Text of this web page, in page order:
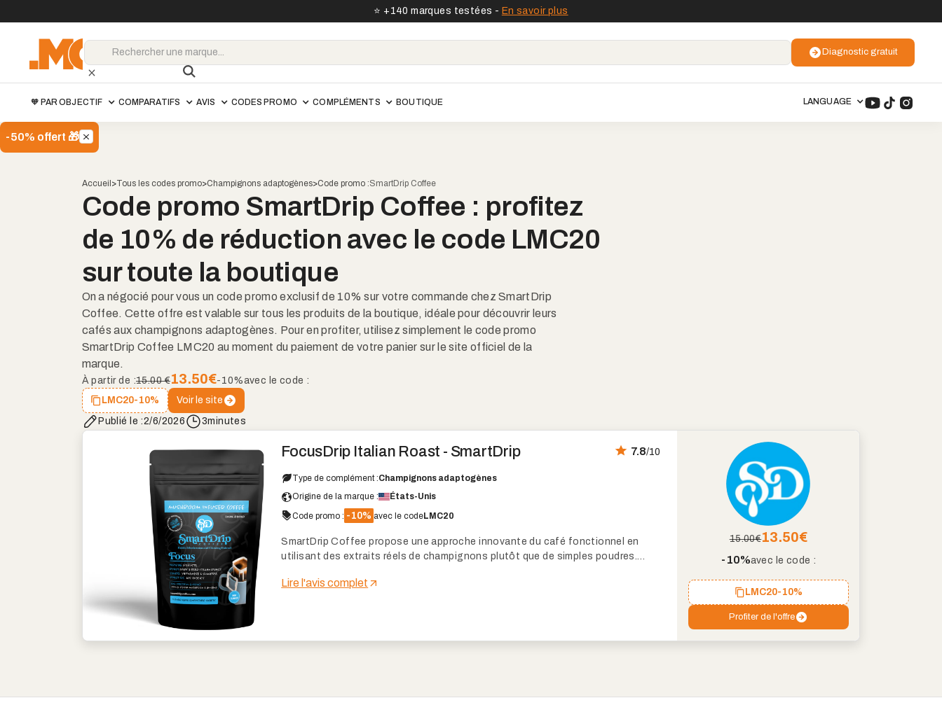
⭐️ +140 marques testées - En savoir plus
Diagnostic gratuit
🧡 PAR OBJECTIF COMPARATIFS AVIS CODES PROMO COMPLÉMENTS BOUTIQUE LANGUAGE
15.00€ 13.50€
Code promo LMC20-10% Voir le site
-50% offert 🎁
Accueil >Tous les codes promo>Champignons adaptogènes>Code promo :SmartDrip Coffee
Code promo SmartDrip Coffee : profitez
de 10% de réduction avec le code LMC20
sur toute la boutique
On a négocié pour vous un code promo exclusif de 10% sur votre commande chez SmartDrip
Coffee. Cette offre est valable sur tous les produits de la boutique, idéale pour découvrir leurs
cafés aux champignons adaptogènes. Pour en profiter, utilisez simplement le code promo
SmartDrip Coffee LMC20 au moment du paiement de votre panier sur le site officiel de la
marque.
À partir de :15.00 €13.50€-10%avec le code :
LMC20-10% Voir le site
Publié le :2/6/2026 3minutes
FocusDrip Italian Roast - SmartDrip 7.8/10
Type de complément :Champignons adaptogènes
Origine de la marque :
États-Unis
Code promo : -10% avec le codeLMC20
SmartDrip Coffee propose une approche innovante du café fonctionnel en
utilisant des extraits réels de champignons plutôt que de simples poudres.
et une énergie durable sans les désagréments de la caféine classique.
Lire l'avis complet
15.00€13.50€
-10%avec le code :
LMC20-10%
Profiter de l'offre